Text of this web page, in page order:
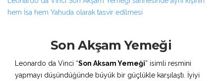
Son Akşam Yemeği
Leonardo da Vinci “Son Aksam Yemeği” isimli resmini
yapmayı düşündüğünde büyük bir güçlükle karşılaştı. İyiyi